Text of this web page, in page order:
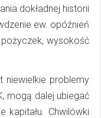
dokładnej historii
ew. opóźnień
wysokość
problemy
mogą dalej ubiegać
kapitału. Chwilówki